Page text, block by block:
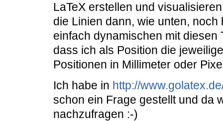
LaTeX erstellen und
die Linien dann, wie unten,
einfach dynamischen mit diesen
dass ich als Position die
Positionen in Millimeter oder
Ich habe in http://
schon ein Frage gestellt und da
nachzufragen :-)